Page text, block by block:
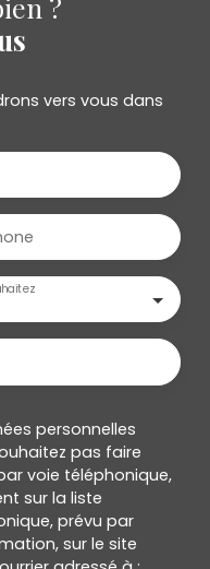
vers vous dans
personnelles
pas faire
voie téléphonique,
sur la liste
prévu par
sur le site